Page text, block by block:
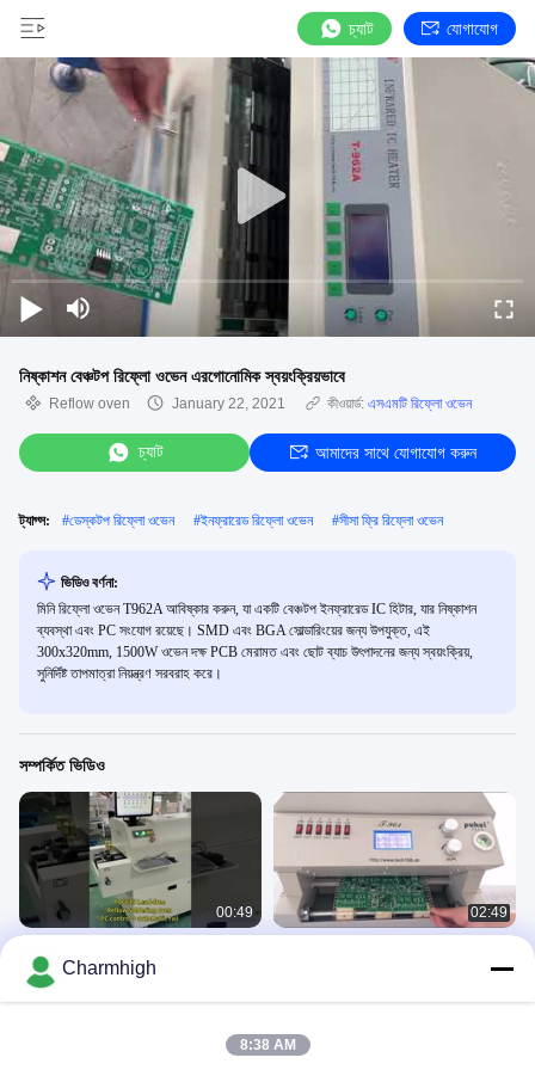
চ্যাট যোগাযোগ
নিষ্কাশন বেঞ্চটপ রিফ্লো ওভেন এরগোনোমিক স্বয়ংক্রিয়ভাবে
Reflow oven January 22, 2021 কীওয়ার্ড: এসএমটি রিফ্লো ওভেন
চ্যাট আমাদের সাথে যোগাযোগ করুন
ট্যাগ্স: #ডেস্কটপ রিফ্লো ওভেন #ইনফ্রারেড রিফ্লো ওভেন #সীসা ফ্রি রিফ্লো ওভেন
ভিডিও বর্ণনা:
মিনি রিফ্লো ওভেন T962A আবিষ্কার করুন, যা একটি বেঞ্চটপ ইনফ্রারেড IC হিটার, যার নিষ্কাশন
ব্যবস্থা এবং PC সংযোগ রয়েছে। SMD এবং BGA সোল্ডারিংয়ের জন্য উপযুক্ত, এই
300x320mm, 1500W ওভেন দক্ষ PCB মেরামত এবং ছোট ব্যাচ উৎপাদনের জন্য স্বয়ংক্রিয়,
সুনির্দিষ্ট তাপমাত্রা নিয়ন্ত্রণ সরবরাহ করে।
সম্পর্কিত ভিডিও
00:49
350 মিমি 6 জোন সোল্ডারিং মেশিন
02:49
Charmhigh
8:38 AM